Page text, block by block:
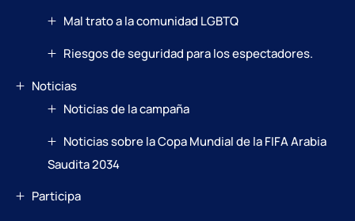
Mal trato a la comunidad LGBTQ
Riesgos de seguridad para los espectadores.
Noticias
Noticias de la campaña
Noticias sobre la Copa Mundial de la FIFA Arabia
Saudita 2034
Participa